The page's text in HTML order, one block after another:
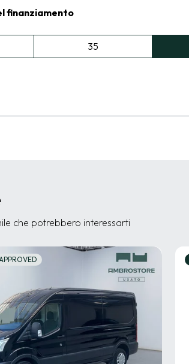
finanziamento
35
che potrebbero interessarti